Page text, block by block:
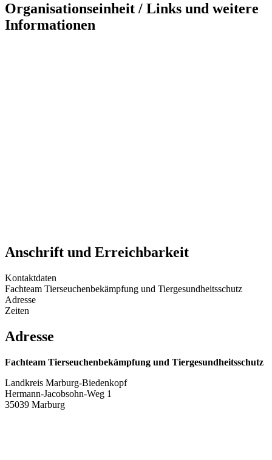
Organisationseinheit / Links und weitere
Informationen
Anschrift und Erreichbarkeit
Kontaktdaten
Fachteam Tierseuchenbekämpfung und Tiergesundheitsschutz
Adresse
Zeiten
Adresse
Fachteam Tierseuchenbekämpfung und Tiergesundheitsschutz
Landkreis Marburg-Biedenkopf
Hermann-Jacobsohn-Weg 1
35039 Marburg